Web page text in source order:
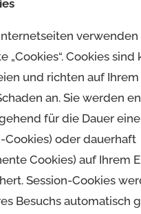
verwenden
„Cookies“. Cookies sind
und richten auf
an. Sie werden
für die Dauer
Cookies) oder dauerhaft
Cookies) auf Ihrem
Session-Cookies
Besuchs automatisch